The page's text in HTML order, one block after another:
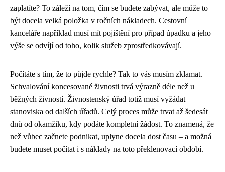
zaplatíte? To záleží na tom, čím se budete zabývat, ale může to
být docela velká položka v ročních nákladech. Cestovní
kanceláře například musí mít pojištění pro případ úpadku a jeho
výše se odvíjí od toho, kolik služeb zprostředkovávají.
Počítáte s tím, že to půjde rychle? Tak to vás musím zklamat.
Schvalování koncesované živnosti trvá výrazně déle než u
běžných živností. Živnostenský úřad totiž musí vyžádat
stanoviska od dalších úřadů. Celý proces může trvat až šedesát
dnů od okamžiku, kdy podáte kompletní žádost. To znamená, že
než vůbec začnete podnikat, uplyne docela dost času – a možná
budete muset počítat i s náklady na toto překlenovací období.